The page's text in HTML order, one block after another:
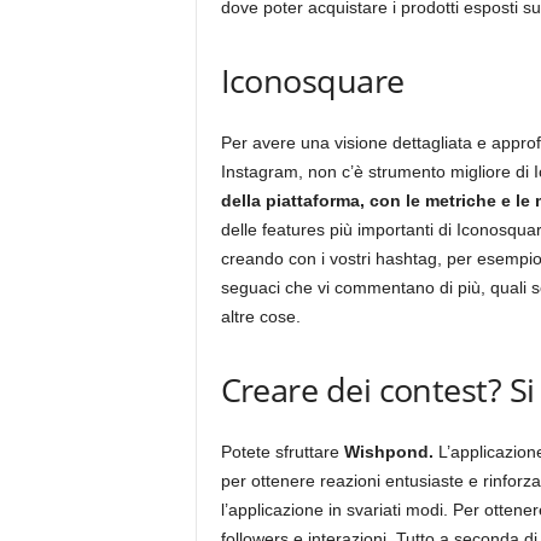
dove poter acquistare i prodotti esposti
Iconosquare
Per avere una visione dettagliata e
Instagram, non c’è strumento migliore di
della piattaforma, con le metriche e
delle features più importanti di
creando con i vostri hashtag, per
seguaci che vi commentano di più, quali
altre cose.
Creare dei contest?
Potete sfruttareWishpond.
per ottenere reazioni entusiaste e
l’applicazione in svariati modi. Per